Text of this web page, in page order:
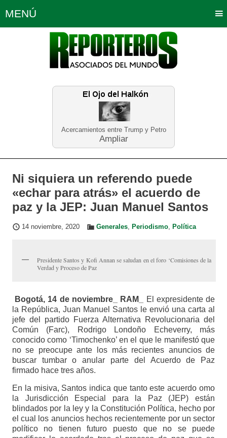
Acercamientos entre Trump y Petro
Ampliar
MENÚ
Política Opinión Bogotá
Planeta Tierra Deportes
Educación Neira
Ni siquiera un referendo puede
«echar para atrás» el acuerdo de
paz y la JEP: Juan Manuel Santos
14 noviembre, 2020 Generales, Periodismo, Política
Presidente Santos y Kofi Annan se saludan en el foro ‘Comisiones de la
Verdad y Proceso de Paz
Bogotá, 14 de noviembre_ RAM_
El expresidente de
la República, Juan Manuel Santos le envió una carta al
jefe del partido Fuerza Alternativa Revolucionaria del
Común (Farc), Rodrigo Londoño Echeverry, más
conocido como ‘Timochenko’ en el que le manifestó que
no se preocupe ante los más recientes anuncios de
buscar tumbar o anular parte del Acuerdo de Paz
firmado hace tres años.
En la misiva, Santos indica que tanto este acuerdo omo
la Jurisdicción Especial para la Paz (JEP) están
blindados por la ley y la Constitución Política, hecho por
el cual los anuncios hechos recientemente por un sector
político no tienen futuro puesto que no se puede